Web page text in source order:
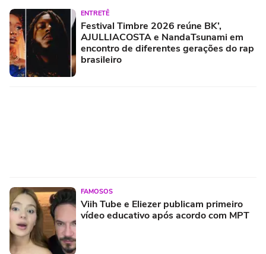
ENTRETÊ
Festival Timbre 2026 reúne BK’,
AJULLIACOSTA e NandaTsunami em
encontro de diferentes gerações do rap
brasileiro
FAMOSOS
Viih Tube e Eliezer publicam primeiro
vídeo educativo após acordo com MPT